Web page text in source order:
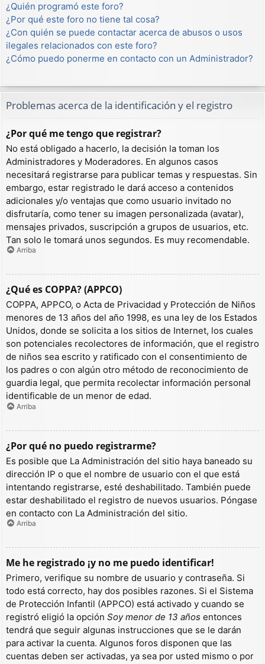
¿Quién programó este foro?
¿Por qué este foro no tiene tal cosa?
¿Con quién se puede contactar acerca de abusos o usos
ilegales relacionados con este foro?
¿Cómo puedo ponerme en contacto con un Administrador?
Problemas acerca de la identificación y el registro
¿Por qué me tengo que registrar?
No está obligado a hacerlo, la decisión la toman los
Administradores y Moderadores. En algunos casos
necesitará registrarse para publicar temas y respuestas. Sin
embargo, estar registrado le dará acceso a contenidos
adicionales y/o ventajas que como usuario invitado no
disfrutaría, como tener su imagen personalizada (avatar),
mensajes privados, suscripción a grupos de usuarios, etc.
Tan solo le tomará unos segundos. Es muy recomendable.
Arriba
¿Qué es COPPA? (APPCO)
COPPA, APPCO, o Acta de Privacidad y Protección de Niños
menores de 13 años del año 1998, es una ley de los Estados
Unidos, donde se solicita a los sitios de Internet, los cuales
son potenciales recolectores de información, que el registro
de niños sea escrito y ratificado con el consentimiento de
los padres o con algún otro método de reconocimiento de
guardia legal, que permita recolectar información personal
identificable de un menor de edad.
Arriba
¿Por qué no puedo registrarme?
Es posible que La Administración del sitio haya baneado su
dirección IP o que el nombre de usuario con el que está
intentando registrarse, esté deshabilitado. También puede
estar deshabilitado el registro de nuevos usuarios. Póngase
en contacto con La Administración del sitio.
Arriba
Me he registrado ¡y no me puedo identificar!
Primero, verifique su nombre de usuario y contraseña. Si
todo está correcto, hay dos posibles razones. Si el Sistema
de Protección Infantil (APPCO) está activado y cuando se
registró eligió la opción Soy menor de 13 años entonces
tendrá que seguir algunas instrucciones que se le darán
para activar la cuenta. Algunos foros disponen que las
cuentas deben ser activadas, ya sea por usted mismo o por